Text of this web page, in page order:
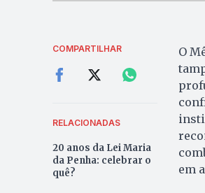
COMPARTILHAR
RELACIONADAS
20 anos da Lei Maria
da Penha: celebrar o
quê?
O
em